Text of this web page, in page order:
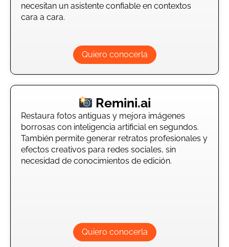
necesitan un asistente confiable en contextos
cara a cara.
Quiero conocerla
Remini.ai
Restaura fotos antiguas y mejora imágenes
borrosas con inteligencia artificial en segundos.
También permite generar retratos profesionales y
efectos creativos para redes sociales, sin
necesidad de conocimientos de edición.
Quiero conocerla